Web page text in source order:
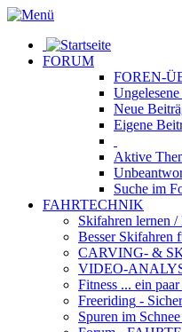
FORUM
FOREN-
Ungelesene
Neue
Eigene
Aktive
Suche im
FAHRTECHNIK
Skifahren lernen /
Besser Skifahren
CARVING- &
VIDEO-
Fitness ... ein
Freeriding -
Spuren im Schnee